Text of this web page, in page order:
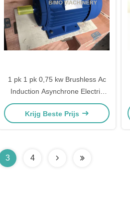
1 pk 1 pk 0,75 kw Brushless Ac
Induction Asynchrone Electric
Motor Prijs 3 Driefasige YE2-801-
4, 0,75 kW, 380V/400V, 1435rpm
Krijg Beste Prijs
3 4